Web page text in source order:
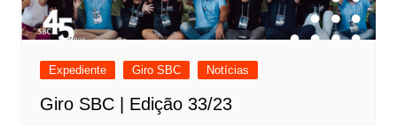
Expediente Giro SBC Notícias
Giro SBC | Edição 33/23